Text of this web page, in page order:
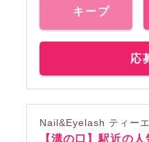
キープ
応
Nail&Eyelash ティー
【溝の口】駅近の